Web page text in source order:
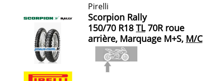
Pirelli
Scorpion Rally
150/70 R18 TL70R roue
arrière, Marquage M+S, M/C